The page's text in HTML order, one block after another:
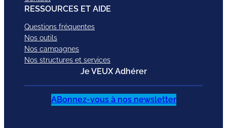
RESSOURCES ET AIDE
Questions fréquentes
Nos outils
Nos campagnes
Nos structures et services
Je VEUX Adhérer
ABonnez-vous à nos newsletter